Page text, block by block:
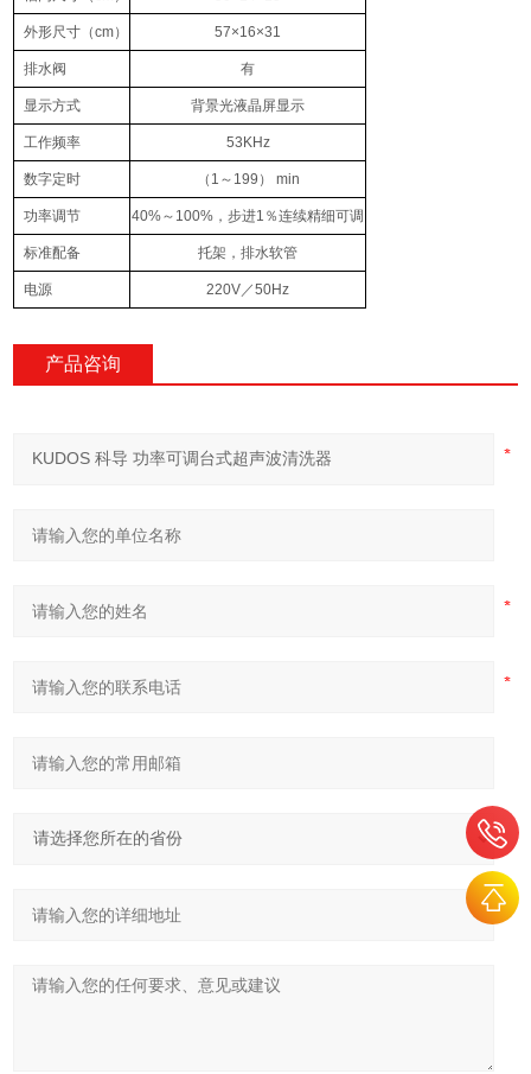
外形尺寸 （cm） 57×16×31
排水阀 有
显示方式 背景光液晶屏显示
工作频率 53KHz
数字定时 （1 ～ 199） min
功率调节 40%～ 100% ，步进1 ％连续精细可调
标准配备 托架，排水软管
电源 220V／50Hz
产品咨询